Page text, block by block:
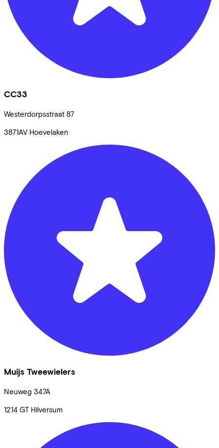
CC33
Westerdorpsstraat 87
3871AV Hoevelaken
Muijs Tweewielers
Neuweg 347A
1214 GT Hilversum